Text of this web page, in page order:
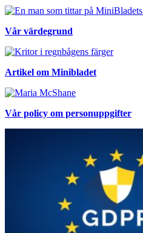
Vår värdegrund
Artikel om Minibladet
Vår policy om personuppgifter